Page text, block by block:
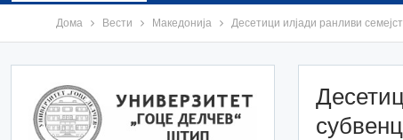
Дома Вести Македонија Десетици илјади ранливи